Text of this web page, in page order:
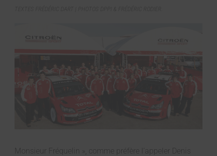
Monsieur Fréquelin », comme préfère l’appeler Denis